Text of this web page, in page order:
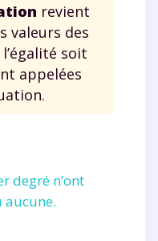
revient
valeurs des
soit
appelées
degré n’ont
aucune.